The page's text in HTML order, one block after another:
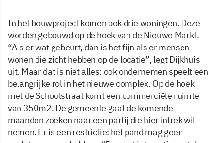
In het bouwproject komen ook drie woningen. Deze
worden gebouwd op de hoek van de Nieuwe Markt.
“Als er wat gebeurt, dan is het fijn als er mensen
wonen die zicht hebben op de locatie”, legt Dijkhuis
uit. Maar dat is niet alles: ook ondernemen speelt een
belangrijke rol in het nieuwe complex. Op de hoek
met de Schoolstraat komt een commerciële ruimte
van 350m2. De gemeente gaat de komende
maanden zoeken naar een partij die hier intrek wil
nemen. Er is een restrictie: het pand mag geen